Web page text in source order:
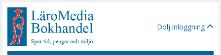
Gå
sidinnehåll
Dölj inloggning